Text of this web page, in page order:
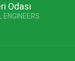
Odası
ENGINEERS